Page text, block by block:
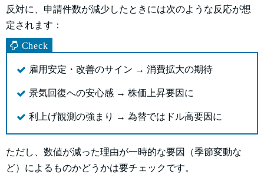
反対に、申請件数が減少したときには次のような反応が想
定されます：
雇用安定・改善のサイン → 消費拡大の期待
景気回復への安心感 → 株価上昇要因に
利上げ観測の強まり → 為替ではドル高要因に
ただし、数値が減った理由が一時的な要因（季節変動な
ど）によるものかどうかは要チェックです。